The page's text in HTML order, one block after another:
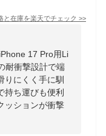
と在庫を楽天でチェック >>
17 Pro用Li
耐衝撃設計で端
りにくく手に馴
持ち運びも便利
ッションが衝撃